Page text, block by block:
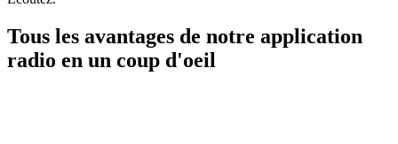
Tous les avantages de notre application
radio en un coup d'oeil